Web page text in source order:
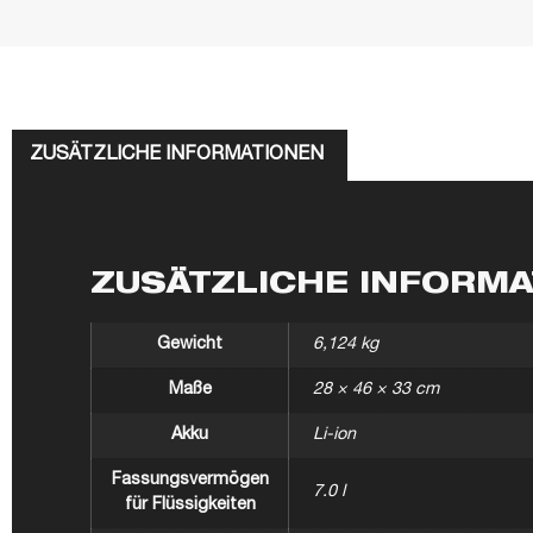
ZUSÄTZLICHE INFORMATIONEN
ZUSÄTZLICHE
Gewicht 6,124 kg
Maße 28 × 46 × 33 cm
Akku Li-ion
Fassungsvermögen
für Flüssigkeiten
7.0 l